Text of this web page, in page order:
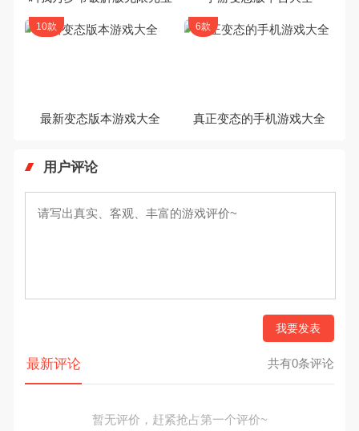
最新变态版本游戏大全
10款
真正变态的手机游戏大全
6款
用户评论
我要发表
最新评论 共有0条评论
暂无评价，赶紧抢占第一个评价~